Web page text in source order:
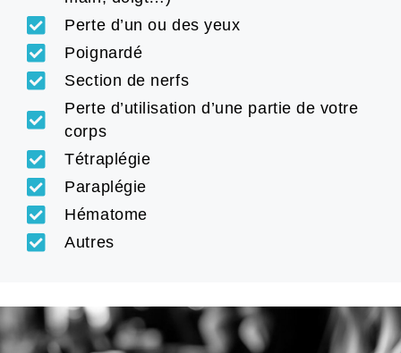
Perte d’un ou des yeux
Poignardé
Section de nerfs
Perte d’utilisation d’une partie de votre
corps
Tétraplégie
Paraplégie
Hématome
Autres